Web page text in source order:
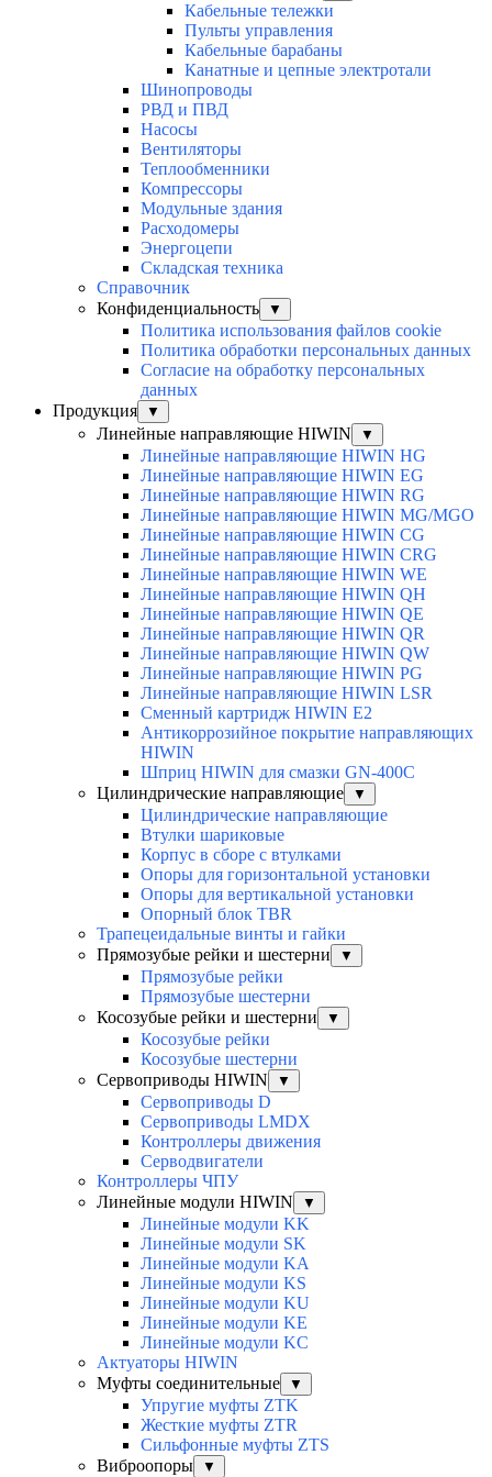
Кабельные тележки
Пульты управления
Кабельные барабаны
Канатные и цепные электротали
Шинопроводы
РВД и ПВД
Насосы
Вентиляторы
Теплообменники
Компрессоры
Модульные здания
Расходомеры
Энергоцепи
Складская техника
Справочник
Конфиденциальность
▼
Политика использования файлов cookie
Политика обработки персональных данных
Согласие на обработку персональных
данных
Продукция
▼
Линейные направляющие HIWIN ▼
Линейные направляющие HIWIN HG
Линейные направляющие HIWIN EG
Линейные направляющие HIWIN RG
Линейные направляющие HIWIN MG/MGO
Линейные направляющие HIWIN CG
Линейные направляющие HIWIN CRG
Линейные направляющие HIWIN WE
Линейные направляющие HIWIN QH
Линейные направляющие HIWIN QE
Линейные направляющие HIWIN QR
Линейные направляющие HIWIN QW
Линейные направляющие HIWIN PG
Линейные направляющие HIWIN LSR
Сменный картридж HIWIN E2
Антикоррозийное покрытие направляющих
HIWIN
Шприц HIWIN для смазки GN-400C
Цилиндрические направляющие
▼
Цилиндрические направляющие
Втулки шариковые
Корпус в сборе с втулками
Опоры для горизонтальной установки
Опоры для вертикальной установки
Опорный блок TBR
Трапецеидальные винты и гайки
Прямозубые рейки и шестерни
▼
Прямозубые рейки
Прямозубые шестерни
Косозубые рейки и шестерни
▼
Косозубые рейки
Косозубые шестерни
Сервоприводы HIWIN
▼
Сервоприводы D
Сервоприводы LMDX
Контроллеры движения
Серводвигатели
Контроллеры ЧПУ
Линейные модули HIWIN
▼
Линейные модули KK
Линейные модули SK
Линейные модули KA
Линейные модули KS
Линейные модули KU
Линейные модули KE
Линейные модули KC
Актуаторы HIWIN
Муфты соединительные
▼
Упругие муфты ZTK
Жесткие муфты ZTR
Сильфонные муфты ZTS
Виброопоры
▼